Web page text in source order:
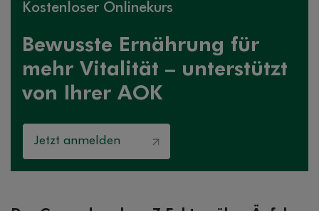
Kostenloser Onlinekurs
Bewusste Ernährung für
mehr Vitalität – unterstützt
von Ihrer AOK
Jetzt anmelden